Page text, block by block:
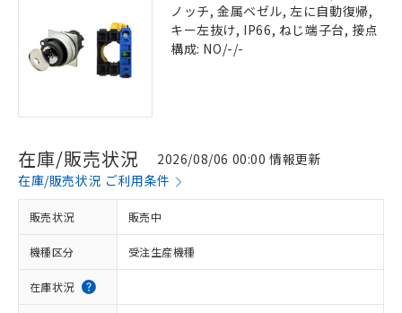
ノッチ, 金属ベゼル, 左に自動復帰,
キー左抜け, IP66, ねじ端子台, 接点
構成: NO/-/-
在庫/販売状況
2026/08/06 00:00 情報更新
在庫/販売状況 ご利用条件
販売状況 販売中
機種区分 受注生産機種
在庫状況